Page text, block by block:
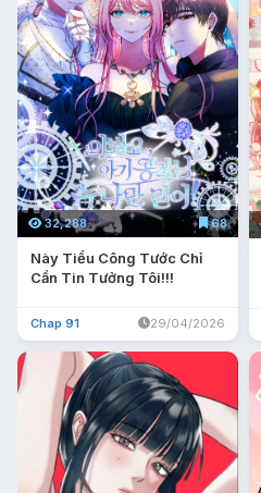
32,288 68
Này Tiểu Công Tước Chỉ
Cần Tin Tưởng Tôi!!!
Chap 91 29/04/2026